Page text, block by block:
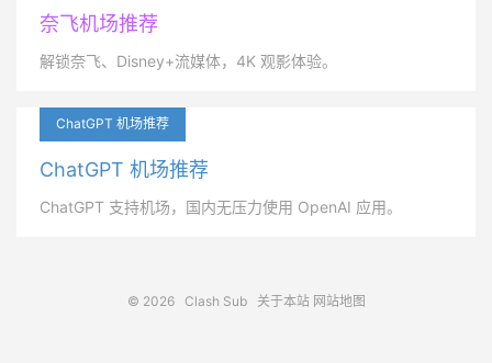
奈飞机场推荐
解锁奈飞、Disney+流媒体，4K 观影体验。
ChatGPT 机场推荐
ChatGPT 机场推荐
ChatGPT 支持机场，国内无压力使用 OpenAI 应用。
© 2026 Clash Sub 关于本站 网站地图